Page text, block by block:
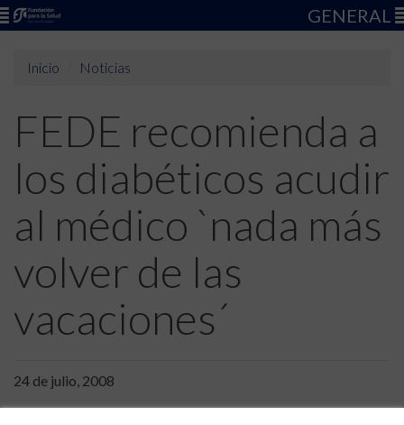
GENERAL
Inicio Noticias
FEDE recomienda a
los diabéticos acudir
al médico `nada más
volver de las
vacaciones´
24 de julio, 2008